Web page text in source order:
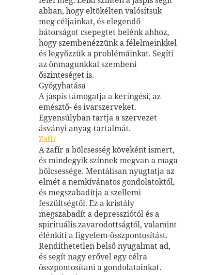
abban, hogy eltökélten valósítsuk
meg céljainkat, és elegendő
bátorságot csepegtet belénk ahhoz,
hogy szembenézzünk a félelmeinkkel
és legyőzzük a problémáinkat. Segíti
az önmagunkkal szembeni
őszinteséget is.
Gyógyhatása
A jáspis támogatja a keringési, az
emésztő- és ivarszerveket.
Egyensúlyban tartja a szervezet
ásványi anyag-tartalmát.
Zafír
A zafír a bölcsesség köveként ismert,
és mindegyik színnek megvan a maga
bölcsessége. Mentálisan nyugtatja az
elmét a nemkívánatos gondolatoktól,
és megszabadítja a szellemi
feszültségtől. Ez a kristály
megszabadít a depressziótól és a
spirituális zavarodottságtól, valamint
élénkíti a figyelem-összpontosítást.
Rendíthetetlen belső nyugalmat ad,
és segít nagy erővel egy célra
összpontosítani a gondolatainkat.